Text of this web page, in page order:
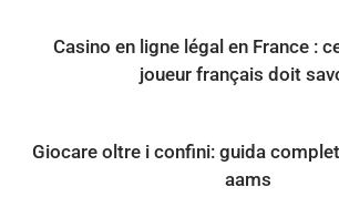
Casino en ligne légal en France :
joueur français doit
Giocare oltre i confini: guida
aams